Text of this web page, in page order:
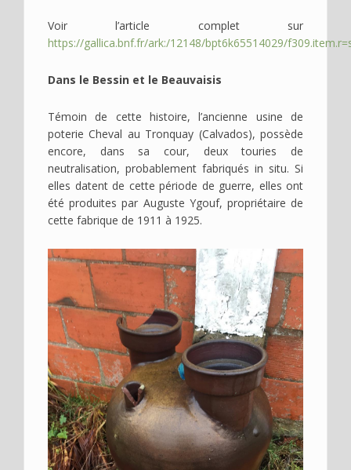
Voir l’article complet sur
https://gallica.bnf.fr/ark:/12148/bpt6k65514029/
Dans le Bessin et le Beauvaisis
Témoin de cette histoire, l’ancienne usine de
poterie Cheval au Tronquay (Calvados), possède
encore, dans sa cour, deux touries de
neutralisation, probablement fabriqués in situ. Si
elles datent de cette période de guerre, elles ont
été produites par Auguste Ygouf, propriétaire de
cette fabrique de 1911 à 1925.
Image